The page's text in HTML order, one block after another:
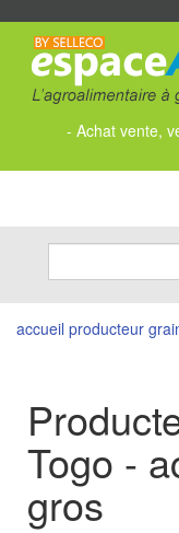
- Achat vente,
accueil producteur
Togo -
gros